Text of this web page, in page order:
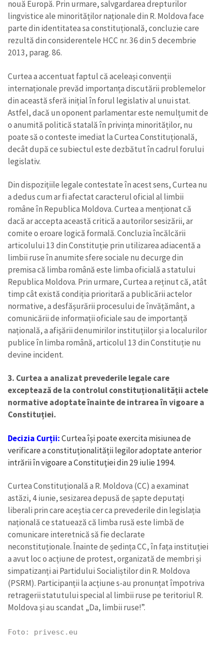
nouă Europă. Prin urmare, salvgardarea drepturilor
lingvistice ale minorităților naționale din R. Moldova face
parte din identitatea sa constituțională, concluzie care
rezultă din considerentele HCC nr. 36 din 5 decembrie
2013, parag. 86.
Curtea a accentuat faptul că aceleași convenții
internaționale prevăd importanța discutării problemelor
din această sferă inițial în forul legislativ al unui stat.
Astfel, dacă un oponent parlamentar este nemulțumit de
o anumită politică statală în privința minorităților, nu
poate să o conteste imediat la Curtea Constituțională,
decât după ce subiectul este dezbătut în cadrul forului
legislativ.
Din dispozițiile legale contestate în acest sens, Curtea nu
a dedus cum ar fi afectat caracterul oficial al limbii
române în Republica Moldova. Curtea a menționat că
dacă ar accepta această critică a autorilor sesizării, ar
comite o eroare logică formală. Concluzia încălcării
articolului 13 din Constituție prin utilizarea adiacentă a
limbii ruse în anumite sfere sociale nu decurge din
premisa că limba română este limba oficială a statului
Republica Moldova. Prin urmare, Curtea a reținut că, atât
timp cât există condiția prioritară a publicării actelor
normative, a desfășurării procesului de învățământ, a
comunicării de informații oficiale sau de importanță
națională, a afișării denumirilor instituțiilor și a localurilor
publice în limba română, articolul 13 din Constituție nu
devine incident.
3. Curtea a analizat prevederile legale care
exceptează de la controlul constituționalității actele
normative adoptate înainte de intrarea în vigoare a
Constituției.
Decizia Curții:Curtea își poate exercita misiunea de
verificare a constituționalității legilor adoptate anterior
intrării în vigoare a Constituţiei din 29 iulie 1994.
Curtea Constituțională a R. Moldova (CC) a examinat
astăzi, 4 iunie, sesizarea depusă de șapte deputați
liberali prin care aceștia cer ca prevederile din legislația
națională ce statuează că limba rusă este limbă de
comunicare interetnică să fie declarate
neconstituționale. Înainte de ședința CC, în fața instituției
a avut loc o acțiune de protest, organizată de membri și
simpatizanți ai Partidului Socialiștilor din R. Moldova
(PSRM). Participanții la acțiune s-au pronunțat împotriva
retragerii statutului special al limbii ruse pe teritoriul R.
Moldova și au scandat „Da, limbii ruse!”.
Foto: privesc.eu